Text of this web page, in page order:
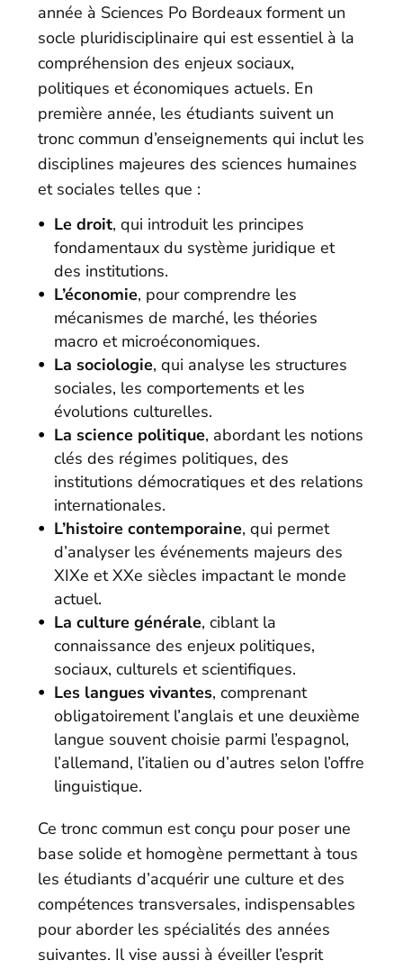
année à Sciences Po Bordeaux forment un
socle pluridisciplinaire qui est essentiel à la
compréhension des enjeux sociaux,
politiques et économiques actuels. En
première année, les étudiants suivent un
tronc commun d’enseignements qui inclut les
disciplines majeures des sciences humaines
et sociales telles que :
Le droit, qui introduit les principes
fondamentaux du système juridique et
des institutions.
L’économie, pour comprendre les
mécanismes de marché, les théories
macro et microéconomiques.
La sociologie, qui analyse les structures
sociales, les comportements et les
évolutions culturelles.
La science politique, abordant les notions
clés des régimes politiques, des
institutions démocratiques et des relations
internationales.
L’histoire contemporaine, qui permet
d’analyser les événements majeurs des
XIXe et XXe siècles impactant le monde
actuel.
La culture générale, ciblant la
connaissance des enjeux politiques,
sociaux, culturels et scientifiques.
Les langues vivantes, comprenant
obligatoirement l’anglais et une deuxième
langue souvent choisie parmi l’espagnol,
l’allemand, l’italien ou d’autres selon l’offre
linguistique.
Ce tronc commun est conçu pour poser une
base solide et homogène permettant à tous
les étudiants d’acquérir une culture et des
compétences transversales, indispensables
pour aborder les spécialités des années
suivantes. Il vise aussi à éveiller l’esprit